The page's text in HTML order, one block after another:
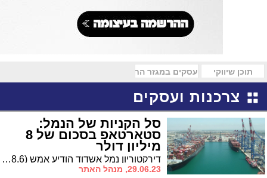
תוכן שיווקי עסקים במגזר החרדי
צרכנות ועסקים
סל הקניות של הנמל:
סטארטאפ בסכום של 8
מיליון דולר
דירקטוריון נמל אשדוד הודיע אמש (28.6) על השקעה בחברת הסטארטאפ Spinframe במסגרת סבב גיוס כולל של הסטארטאפ בסך 8 מיליון דולר
29.06.23, מנהל האתר